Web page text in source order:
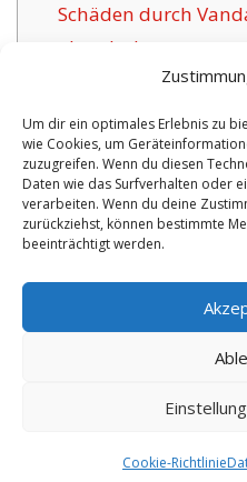
Um dir ein optimales Erlebnis zu
wie Cookies, um
zuzugreifen. Wenn du diesen
Daten wie das Surfverhalten oder
verarbeiten. Wenn du deine
zurückziehst, können bestimmte
beeinträchtigt werden.
Cookie-Richtlinie
Schäden durch
abzudecken.
Das Ziel
1.6Positive Aspekte
Versicherung in
1.6.1Aktuelle
No tags for this post.
Copyright 2026 by digi-